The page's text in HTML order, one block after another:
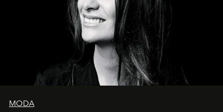
MODA